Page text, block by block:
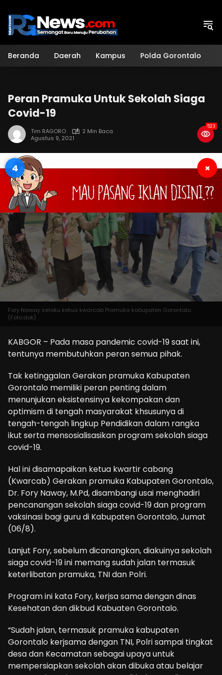
konten
Beranda Daerah Kampus Polda Gorontalo
Peran Pramuka Untuk Sekolah Siaga
Covid-19
Tim RAGORO
2 Min Baca
Agustus 9, 2021
523
3 ×
Fory Naway selaku ketua kwarcab Pramuka kabupaten Gorontalo.
(Foto:dok)
KABGOR – Pada masa pandemic covid-19 saat ini,
tentunya membutuhkan peran semua pihak.
Tak ketinggalan Gerakan pramuka Kabupaten
Gorontalo memiliki peran penting dalam
menunjukan eksistensinya kekompakan dan
optimism di tengah masyarakat khsusunya di
tengah-tengah lingkup Pendidikan dalam rangka
ikut serta mensosialisasikan program sekolah siaga
covid-19.
Hal ini disamapaikan ketua kwartir cabang
(Kwarcab) Gerakan pramuka Kabupaten Gorontalo,
Dr. Fory Naway, M.Pd, disambangi usai menghadiri
pencanangan sekolah siaga covid-19 dan program
vaksinasi bagi guru di Kabupaten Gorontalo, Jumat
(06/8).
Lanjut Fory, sebelum dicanangkan, diakuinya sekolah
siaga covid-19 ini memang sudah jalan termasuk
keterlibatan pramuka, TNI dan Polri.
Program ini kata Fory, kerjsa sama dengan dinas
Kesehatan dan dikbud Kabuaten Gorontalo.
“Sudah jalan, termasuk pramuka kabupaten
Gorontalo kerjsama dengan TNI, Polri sampai tingkat
desa dan Kecamatan sebagai upaya untuk
mempersiapkan sekolah akan dibuka atau belajar